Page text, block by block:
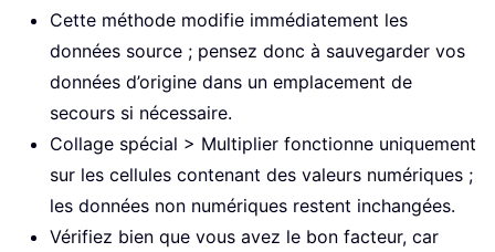
Cette méthode modifie immédiatement les
données source ; pensez donc à sauvegarder vos
données d’origine dans un emplacement de
secours si nécessaire.
Collage spécial > Multiplier fonctionne uniquement
sur les cellules contenant des valeurs numériques ;
les données non numériques restent inchangées.
Vérifiez bien que vous avez le bon facteur, car